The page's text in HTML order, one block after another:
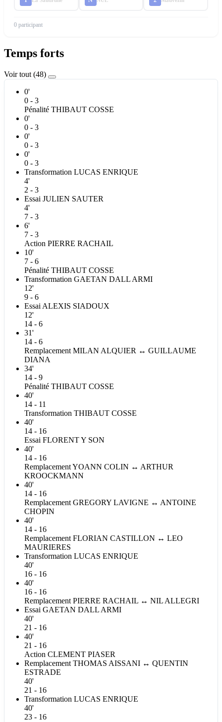
0 participant
Temps forts
Voir tout (48)
0'
0 - 3
Pénalité THIBAUT COSSE
0'
0 - 3
0'
0 - 3
0'
0 - 3
Transformation LUCAS ENRIQUE
4'
2 - 3
Essai JULIEN SAUTER
4'
7 - 3
6'
7 - 3
Action PIERRE RACHAIL
10'
7 - 6
Pénalité THIBAUT COSSE
Transformation GAETAN DALL ARMI
12'
9 - 6
Essai ALEXIS SIADOUX
12'
14 - 6
31'
14 - 6
Remplacement MILAN ALQUIER ↔ GUILLAUME
DIANA
34'
14 - 9
Pénalité THIBAUT COSSE
40'
14 - 11
Transformation THIBAUT COSSE
40'
14 - 16
Essai FLORENTY SON
40'
14 - 16
RemplacementYOANN COLIN ↔ ARTHUR
KROOCKMANN
40'
14 - 16
Remplacement GREGORY LAVIGNE ↔ ANTOINE
CHOPIN
40'
14 - 16
Remplacement FLORIAN CASTILLON ↔ LEO
MAURIERES
Transformation LUCAS ENRIQUE
40'
16 - 16
40'
16 - 16
Remplacement PIERRE RACHAIL ↔ NIL ALLEGRI
Essai GAETAN DALL ARMI
40'
21 - 16
40'
21 - 16
Action CLEMENT PIASER
Remplacement THOMAS AISSANI ↔ QUENTIN
ESTRADE
40'
21 - 16
Transformation LUCAS ENRIQUE
40'
23 - 16